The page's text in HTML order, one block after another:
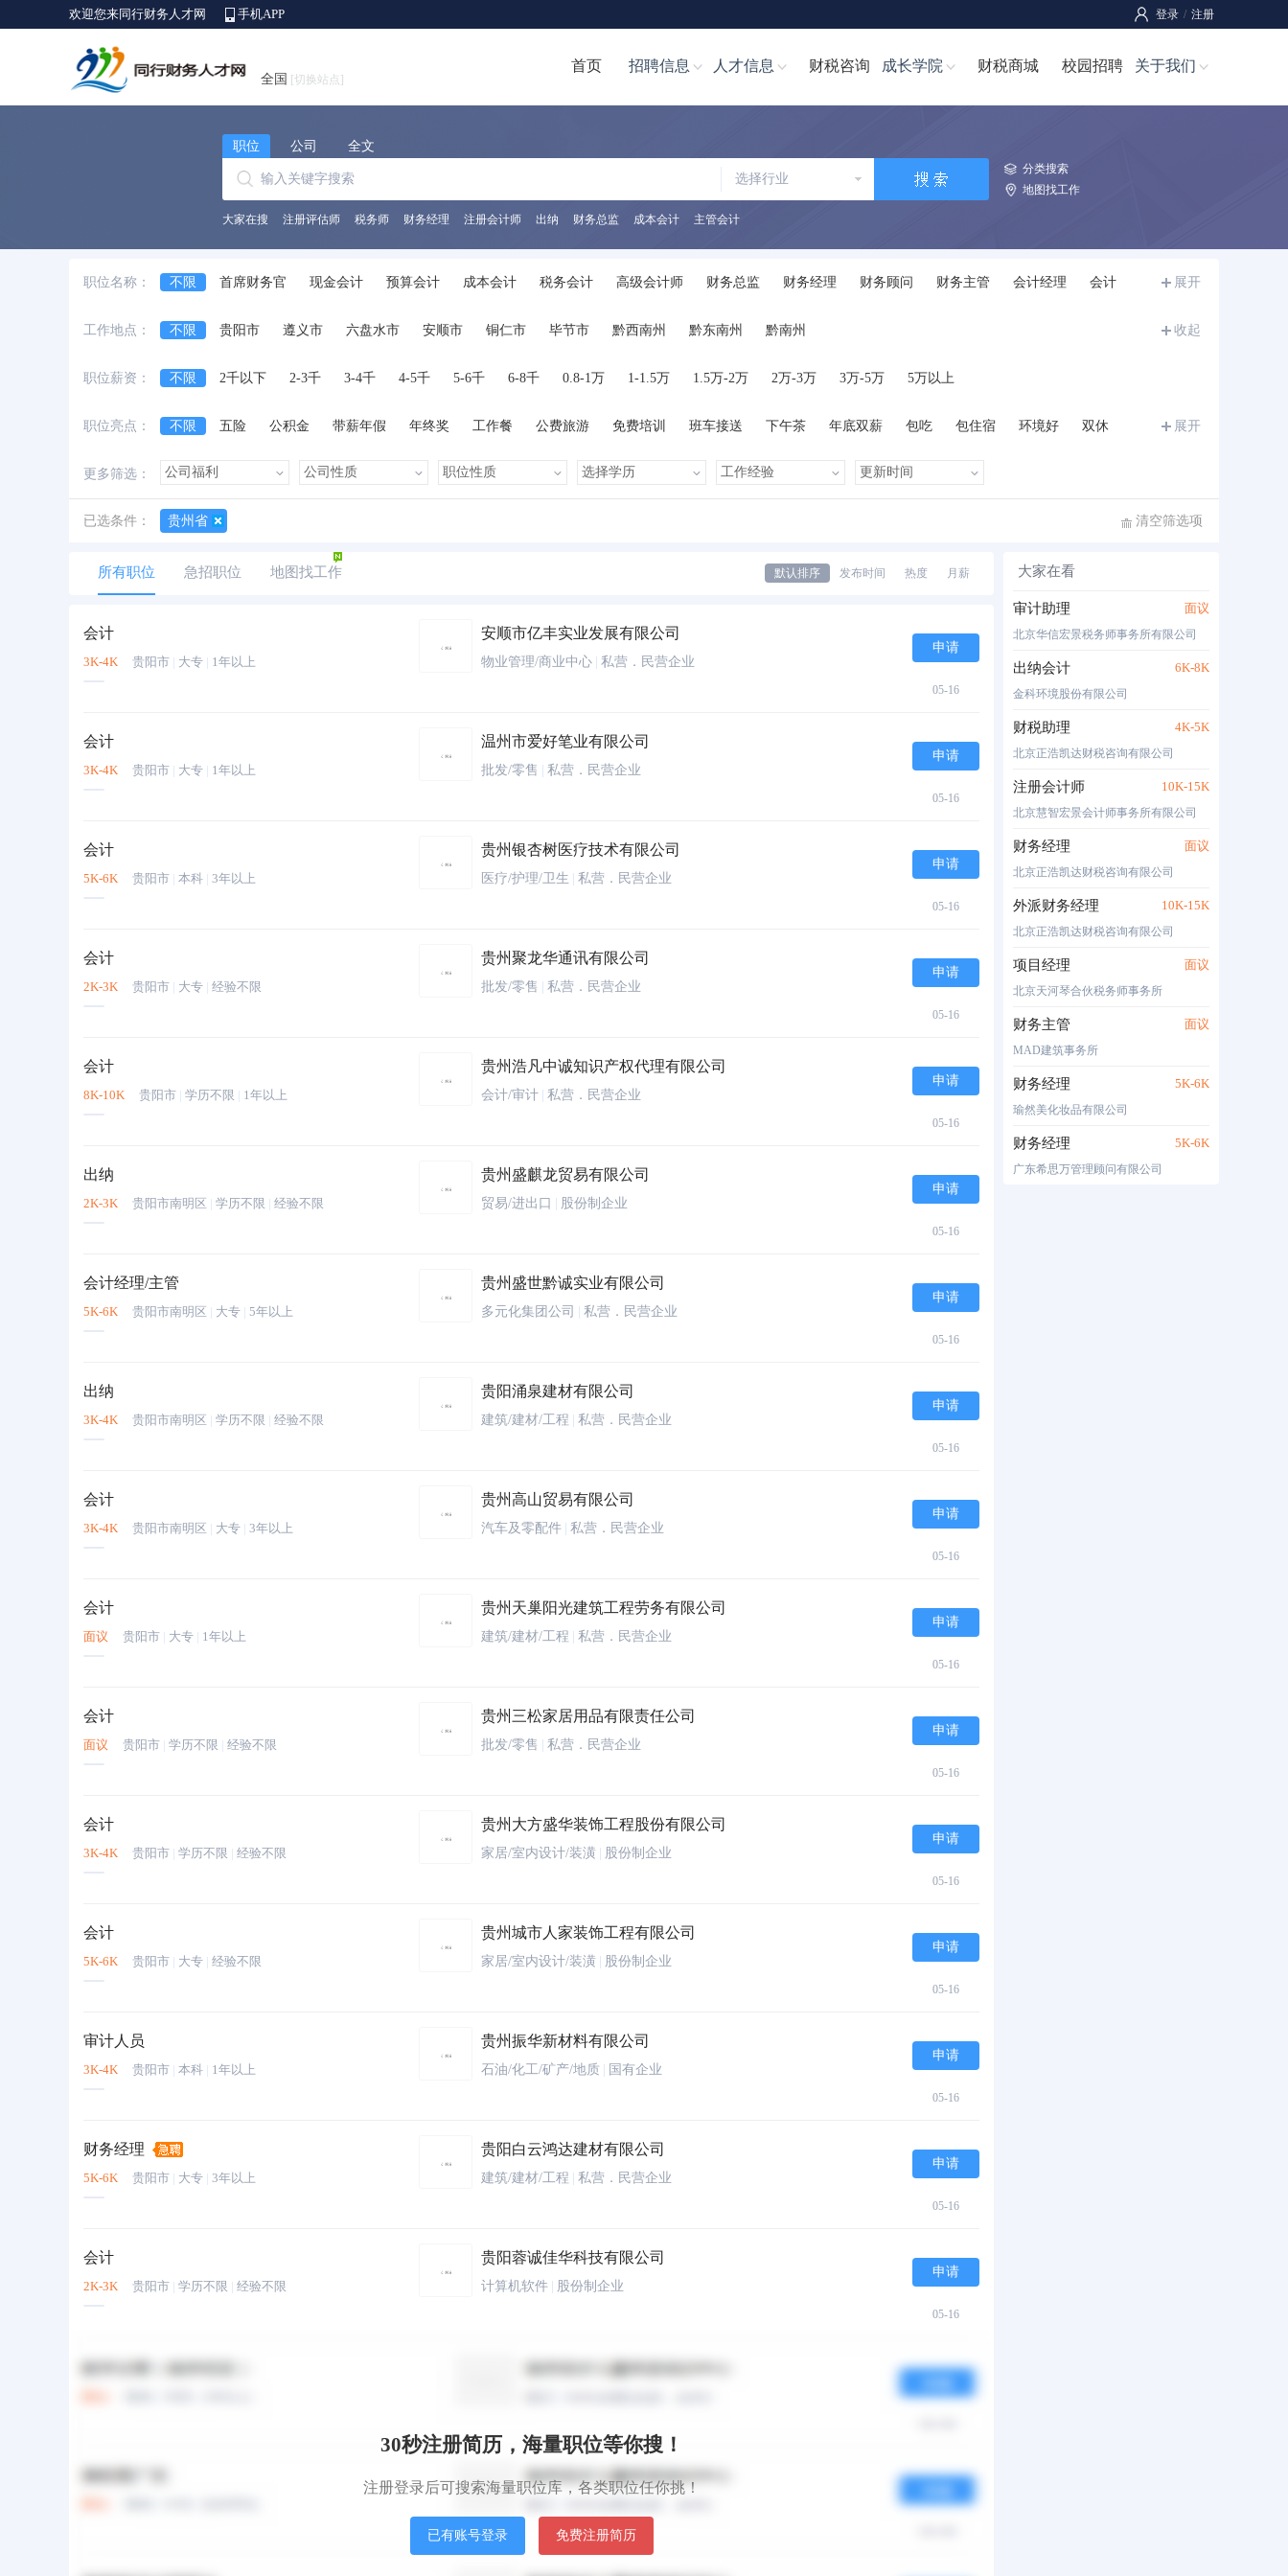
欢迎您来同行财务人才网 手机APP 登录 / 注册
全国 [切换站点]
首页 招聘信息 人才信息 财税咨询 成长学院 财税商城 校园招聘 关于我们
职位 公司 全文
选择行业
分类搜索
地图找工作
大家在搜 注册评估师 税务师 财务经理 注册会计师 出纳 财务总监 成本会计 主管会计
职位名称： 不限 首席财务官 现金会计 预算会计 成本会计 税务会计 高级会计师 财务总监 财务经理 财务顾问 财务主管 会计经理
会计
中级会计师
审计经理/主管 审计专员/助理 税务经理 税务专员/助理 统计员 其他职位
展开
工作地点： 不限 贵阳市 遵义市 六盘水市 安顺市 铜仁市 毕节市 黔西南州 黔东南州 黔南州 收起
职位薪资： 不限 2千以下 2-3千 3-4千 4-5千 5-6千 6-8千 0.8-1万 1-1.5万 1.5万-2万 2万-3万 3万-5万 5万以上
职位亮点： 不限 五险 公积金 带薪年假 年终奖 工作餐 公费旅游 免费培训 班车接送 下午茶 年底双薪 包吃 包住宿 环境好
双休
展开
更多筛选：
已选条件： 贵州省 清空筛选项
所有职位 急招职位 地图找工作 默认排序 发布时间 热度 月薪
会计
3K-4K 贵阳市 | 大专 | 1年以上
安顺市亿丰实业发展有限公司
物业管理/商业中心 私营．民营企业
申请
05-16
会计
3K-4K 贵阳市 | 大专 | 1年以上
温州市爱好笔业有限公司
批发/零售 私营．民营企业
申请
05-16
会计
5K-6K 贵阳市 | 本科 | 3年以上
贵州银杏树医疗技术有限公司
医疗/护理/卫生 私营．民营企业
申请
05-16
会计
2K-3K 贵阳市 | 大专 | 经验不限
贵州聚龙华通讯有限公司
批发/零售 私营．民营企业
申请
05-16
会计
8K-10K 贵阳市 | 学历不限 | 1年以上
贵州浩凡中诚知识产权代理有限公司
会计/审计 私营．民营企业
申请
05-16
出纳
2K-3K 贵阳市南明区 | 学历不限 | 经验不限
贵州盛麒龙贸易有限公司
贸易/进出口 股份制企业
申请
05-16
会计经理/主管
5K-6K 贵阳市南明区 | 大专 | 5年以上
贵州盛世黔诚实业有限公司
多元化集团公司 私营．民营企业
申请
05-16
出纳
3K-4K 贵阳市南明区 | 学历不限 | 经验不限
贵阳涌泉建材有限公司
建筑/建材/工程 私营．民营企业
申请
05-16
会计
3K-4K 贵阳市南明区 | 大专 | 3年以上
贵州高山贸易有限公司
汽车及零配件 私营．民营企业
申请
05-16
会计
面议 贵阳市 | 大专 | 1年以上
贵州天巢阳光建筑工程劳务有限公司
建筑/建材/工程 私营．民营企业
申请
05-16
会计
面议 贵阳市 | 学历不限 | 经验不限
贵州三松家居用品有限责任公司
批发/零售 私营．民营企业
申请
05-16
会计
3K-4K 贵阳市 | 学历不限 | 经验不限
贵州大方盛华装饰工程股份有限公司
家居/室内设计/装潢 股份制企业
申请
05-16
会计
5K-6K 贵阳市 | 大专 | 经验不限
贵州城市人家装饰工程有限公司
家居/室内设计/装潢 股份制企业
申请
05-16
审计人员
3K-4K 贵阳市 | 本科 | 1年以上
贵州振华新材料有限公司
石油/化工/矿产/地质 国有企业
申请
05-16
财务经理
5K-6K 贵阳市 | 大专 | 3年以上
贵阳白云鸿达建材有限公司
建筑/建材/工程 私营．民营企业
申请
05-16
会计
2K-3K 贵阳市 | 学历不限 | 经验不限
贵阳蓉诚佳华科技有限公司
计算机软件 股份制企业
申请
05-16
会计 贵阳冠亚黔城汽车贸易有限公司
财务总监 贵州黔商互联科技有限公司
30秒注册简历，海量职位等你搜！
注册登录后可搜索海量职位库，各类职位任你挑！
已有账号登录 免费注册简历
大家在看
审计助理 面议
北京华信宏景税务师事务所有限公司
出纳会计 6K-8K
金科环境股份有限公司
财税助理 4K-5K
北京正浩凯达财税咨询有限公司
注册会计师 10K-15K
北京慧智宏景会计师事务所有限公司
财务经理 面议
北京正浩凯达财税咨询有限公司
外派财务经理 10K-15K
北京正浩凯达财税咨询有限公司
项目经理 面议
北京天河琴合伙税务师事务所
财务主管 面议
MAD建筑事务所
财务经理 5K-6K
瑜然美化妆品有限公司
财务经理 5K-6K
广东希思万管理顾问有限公司